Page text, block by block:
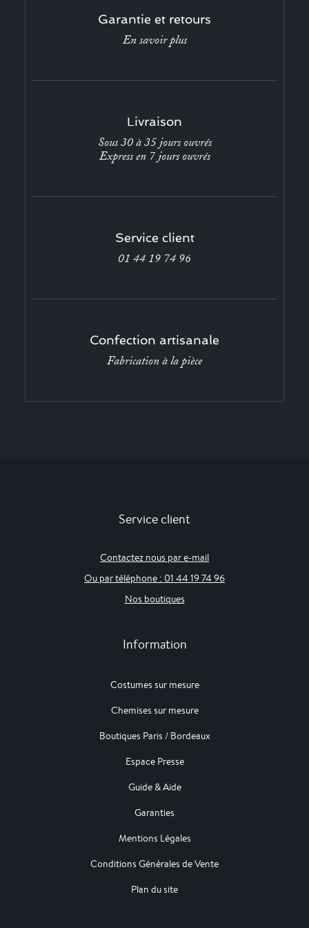
Garantie et retours
En savoir plus
Livraison
Sous 30 à 35 jours ouvrés
Express en 7 jours ouvrés
Service client
01 44 19 74 96
Confection artisanale
Fabrication à la pièce
Service client
Contactez nous par e-mail
Ou par téléphone : 01 44 19 74 96
Nos boutiques
Information
Costumes sur mesure
Chemises sur mesure
Boutiques Paris / Bordeaux
Espace Presse
Guide & Aide
Garanties
Mentions Légales
Conditions Générales de Vente
Plan du site